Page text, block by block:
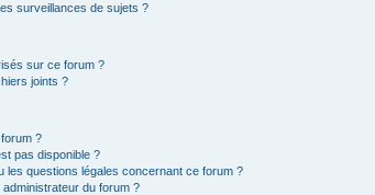
surveillances de sujets ?
sur ce forum ?
joints ?
?
pas disponible ?
les questions légales concernant ce forum ?
du forum ?